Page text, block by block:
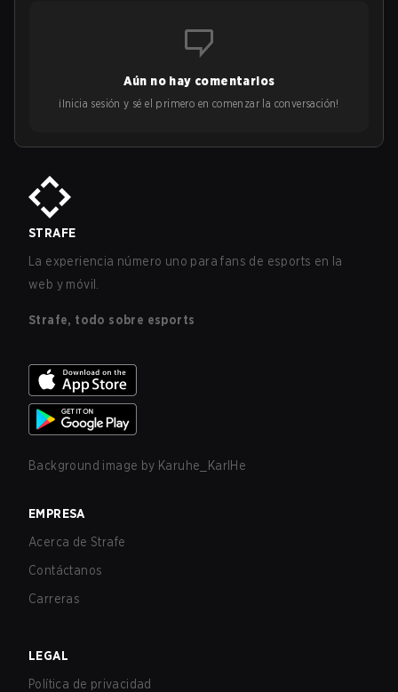
Aún no hay comentarios
¡Inicia sesión y sé el primero en comenzar la conversación!
STRAFE
La experiencia número uno para fans de esports en la
web y móvil.
Strafe, todo sobre esports
Background image by Karuhe_KarlHe
EMPRESA
Acerca de Strafe
Contáctanos
Carreras
LEGAL
Política de privacidad